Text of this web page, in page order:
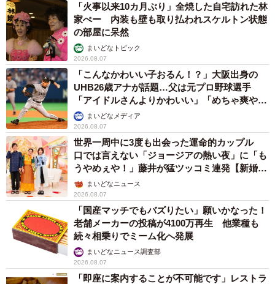
「火事以来10カ月ぶり」全焼した自宅訪れた林
家ぺー 内装も壁も取り払われスケルトン状態
の部屋に呆然
まいどなトピック
2026.08.07
「こんなかわいい子おるん！？」大阪出身の
UHB26歳アナが話題…父は元プロ野球選手
「アイドルさんよりかわいい」「めちゃ爽や
か」まいどなメディア
2026.08.07
世界一周中に3度も出会った運命的カップル
口では言えない「ジョージアの熱い夜」に「も
うやめぇや！」藤井が猛ツッコミ連発【新婚さ
ん】まいどなニュース
2026.08.07
「国産マッチでもバズりたい」願いかなった！
老舗メーカーの投稿が4100万再生 他業種も
続々相乗りでミーム化へ発展
まいどなニュース調査部
2026.08.07
「即座に案内することが不可能です」レストラ